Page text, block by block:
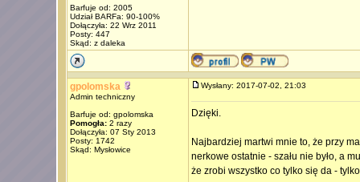
Barfuje od: 2005
Udział BARFa: 90-100%
Dołączyła: 22 Wrz 2011
Posty: 447
Skąd: z daleka
gpolomska
Admin techniczny
Barfuje od: gpolomska
Pomogła:2 razy
Dołączyła: 07 Sty 2013
Posty: 1742
Skąd: Mysłowice
Wysłany: 2017-07-02, 21:03
Dzięki.
Najbardziej martwi mnie to, że przy
nerkowe ostatnie - szału nie było, a
że zrobi wszystko co tylko się da -